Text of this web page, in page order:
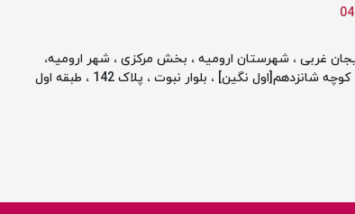
غربی ، شهرستان ارومیه ، بخش مرکزی ، شهر ارومیه،
شانزدهم[اول نگین] ، بلوار نبوت ، پلاک 142 ، طبقه اول